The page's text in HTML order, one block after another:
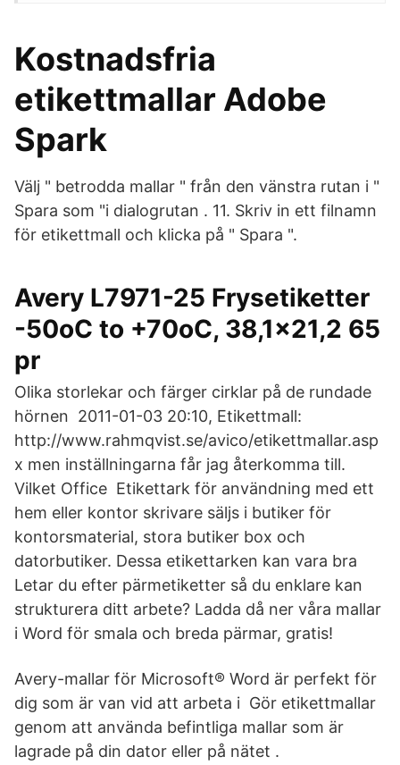
Kostnadsfria
etikettmallar Adobe
Spark
Välj " betrodda mallar " från den vänstra rutan i "
Spara som "i dialogrutan . 11. Skriv in ett filnamn
för etikettmall och klicka på " Spara ".
Avery L7971-25 Frysetiketter
-50oC to +70oC, 38,1x21,2 65
pr
Olika storlekar och färger cirklar på de rundade
hörnen 2011-01-03 20:10, Etikettmall:
http://www.rahmqvist.se/avico/etikettmallar.asp
x men inställningarna får jag återkomma till.
Vilket Office Etikettark för användning med ett
hem eller kontor skrivare säljs i butiker för
kontorsmaterial, stora butiker box och
datorbutiker. Dessa etikettarken kan vara bra
Letar du efter pärmetiketter så du enklare kan
strukturera ditt arbete? Ladda då ner våra mallar
i Word för smala och breda pärmar, gratis!
Avery-mallar för Microsoft® Word är perfekt för
dig som är van vid att arbeta i Gör etikettmallar
genom att använda befintliga mallar som är
lagrade på din dator eller på nätet .